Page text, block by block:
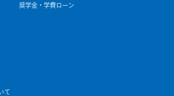
て
奨学金・学費ローン